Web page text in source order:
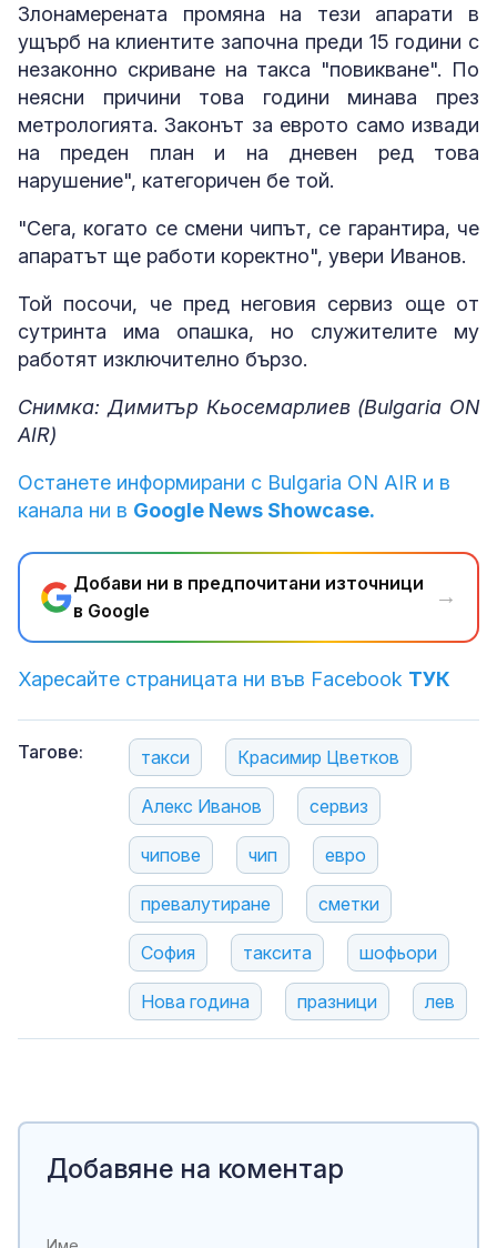
Злонамерената промяна на тези апарати в
ущърб на клиентите започна преди 15 години с
незаконно скриване на такса "повикване". По
неясни причини това години минава през
метрологията. Законът за еврото само извади
на преден план и на дневен ред това
нарушение", категоричен бе той.
"Сега, когато се смени чипът, се гарантира, че
апаратът ще работи коректно", увери Иванов.
Той посочи, че пред неговия сервиз още от
сутринта има опашка, но служителите му
работят изключително бързо.
Снимка: Димитър Кьосемарлиев (Bulgaria ON
AIR)
Останете информирани с Bulgaria ON AIR и в
канала ни в Google News Showcase.
Добави ни в предпочитани източници
в Google
→
Харесайте страницата ни във Facebook ТУК
Тагове: такси Красимир Цветков
Алекс Иванов сервиз
чипове чип евро
превалутиране сметки
София таксита шофьори
Нова година празници лев
Добавяне на коментар